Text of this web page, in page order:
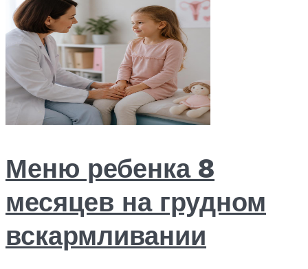
Меню ребенка 8
месяцев на грудном
вскармливании